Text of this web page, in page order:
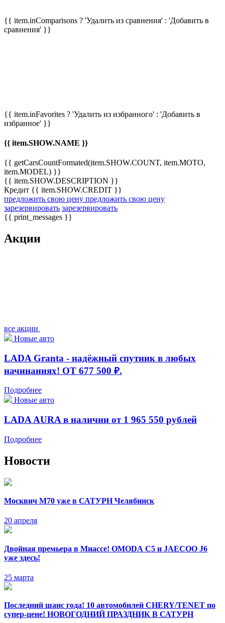
{{ item.inComparisons ? 'Удалить из сравнения' : 'Добавить в
сравнения' }}
{{ item.inFavorites ? 'Удалить из избранного' : 'Добавить в
избранное' }}
{{ item.SHOW.NAME }}
{{ getCarsCountFormated(item.SHOW.COUNT, item.MOTO,
item.MODEL) }}
{{ item.SHOW.DESCRIPTION }}
Кредит {{ item.SHOW.CREDIT }}
предложить свою цену предложить свою цену
зарезервировать зарезервировать
{{ print_messages }}
Акции
все акции
Новые авто
LADA Granta - надёжный спутник в любых
начинаниях! ОТ 677 500 ₽.
Подробнее
Новые авто
LADA AURA в наличии от 1 965 550 рублей
Подробнее
Новости
Москвич М70 уже в САТУРН Челябинск
20 апреля
Двойная премьера в Миассе! OMODA C5 и JAECOO J6
уже здесь!
25 марта
Последний шанс года! 10 автомобилей CHERY/TENET по
супер-цене! НОВОГОДНИЙ ПРАЗДНИК В САТУРН